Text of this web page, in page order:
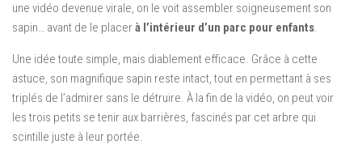
une vidéo devenue virale, on le voit assembler soigneusement son
sapin… avant de le placerà l’intérieur d’un parc pour enfants.
Une idée toute simple, mais diablement efficace. Grâce à cette
astuce, son magnifique sapin reste intact, tout en permettant à ses
triplés de l’admirer sans le détruire. À la fin de la vidéo, on peut voir
les trois petits se tenir aux barrières, fascinés par cet arbre qui
scintille juste à leur portée.